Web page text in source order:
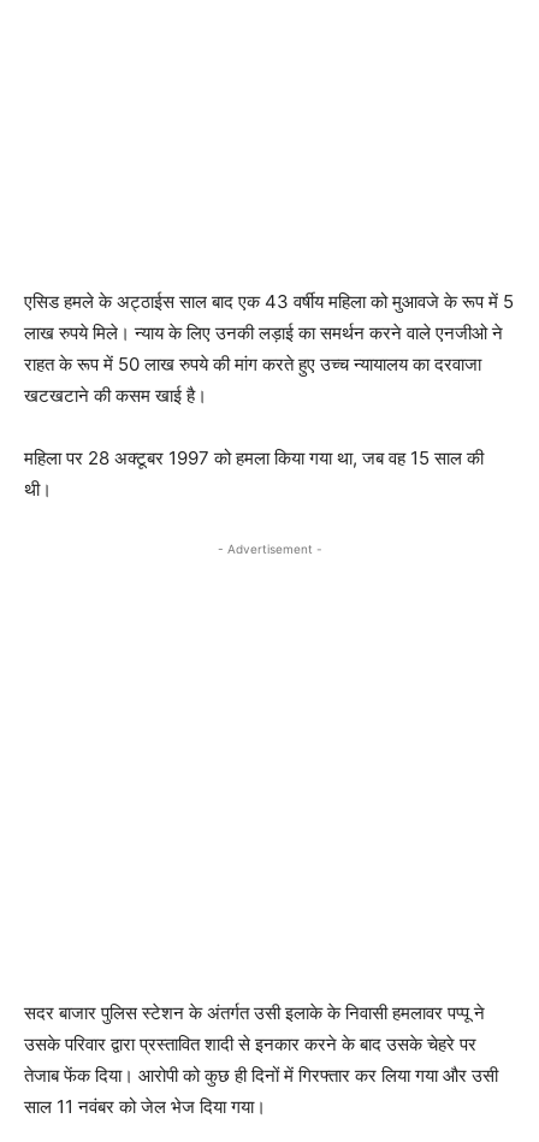
एसिड हमले के अट्ठाईस साल बाद एक 43 वर्षीय महिला को मुआवजे के रूप में 5
लाख रुपये मिले। न्याय के लिए उनकी लड़ाई का समर्थन करने वाले एनजीओ ने
राहत के रूप में 50 लाख रुपये की मांग करते हुए उच्च न्यायालय का दरवाजा
खटखटाने की कसम खाई है।
महिला पर 28 अक्टूबर 1997 को हमला किया गया था, जब वह 15 साल की
थी।
- Advertisement -
सदर बाजार पुलिस स्टेशन के अंतर्गत उसी इलाके के निवासी हमलावर पप्पू ने
उसके परिवार द्वारा प्रस्तावित शादी से इनकार करने के बाद उसके चेहरे पर
तेजाब फेंक दिया। आरोपी को कुछ ही दिनों में गिरफ्तार कर लिया गया और उसी
साल 11 नवंबर को जेल भेज दिया गया।